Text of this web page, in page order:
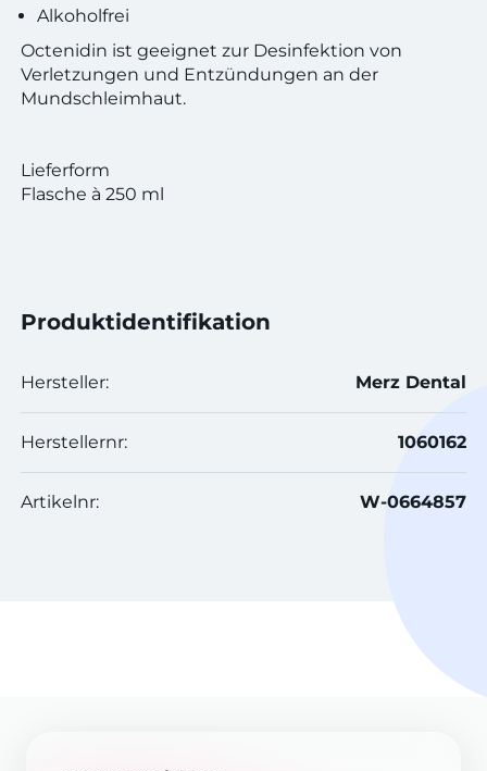
Alkoholfrei
Octenidin ist geeignet zur Desinfektion von
Verletzungen und Entzündungen an der
Mundschleimhaut.
Lieferform
Flasche à 250 ml
Produktidentifikation
Hersteller: Merz Dental
Herstellernr: 1060162
Artikelnr: W-0664857